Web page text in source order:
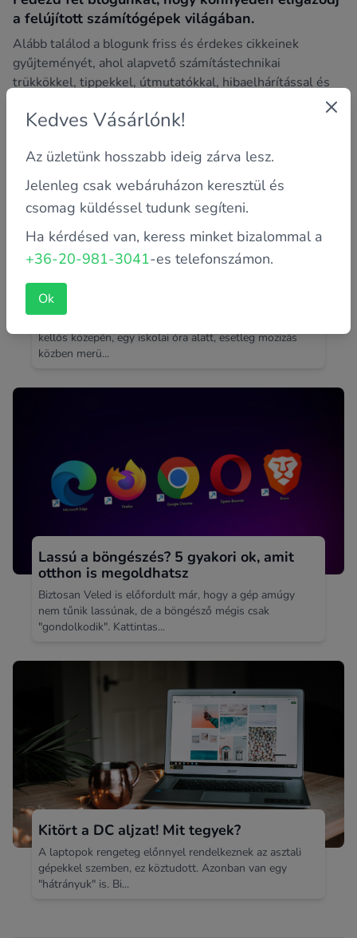
a felújított számítógépek világában.
Alább találod a blogunk friss és érdekes cikkeinek
gyűjteményét, ahol alapvető számítástechnikai
trükkökkel, tippekkel, útmutatókkal, hibaelhárítással és
Laptop akkumulátor helyes használata
kellős közepén, egy iskolai óra alatt, esetleg mozizás
közben merü...
Lassú a böngészés? 5 gyakori ok, amit
otthon is megoldhatsz
Biztosan Veled is előfordult már, hogy a gép amúgy
nem tűnik lassúnak, de a böngésző mégis csak
"gondolkodik". Kattintas...
Kitört a DC aljzat! Mit tegyek?
A laptopok rengeteg előnnyel rendelkeznek az asztali
gépekkel szemben, ez köztudott. Azonban van egy
"hátrányuk" is. Bi...
Kedves Vásárlónk!
Az üzletünk hosszabb ideig zárva lesz.
Jelenleg csak webáruházon keresztül és
csomag küldéssel tudunk segíteni.
Ha kérdésed van, keress minket bizalommal a
+36-20-981-3041-es telefonszámon.
Ok